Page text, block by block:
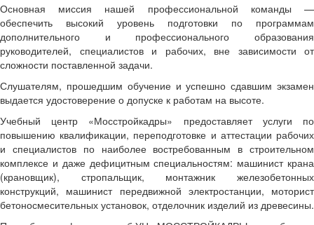
Основная миссия нашей профессиональной команды —
обеспечить высокий уровень подготовки по программам
дополнительного и профессионального образования
руководителей, специалистов и рабочих, вне зависимости от
сложности поставленной задачи.
Слушателям, прошедшим обучение и успешно сдавшим экзамен
выдается удостоверение о допуске к работам на высоте.
Учебный центр «Мосстройкадры» предоставляет услуги по
повышению квалификации, переподготовке и аттестации рабочих
и специалистов по наиболее востребованным в строительном
комплексе и даже дефицитным специальностям: машинист крана
(крановщик), стропальщик, монтажник железобетонных
конструкций, машинист передвижной электростанции, моторист
бетоносмесительных установок, отделочник изделий из древесины.